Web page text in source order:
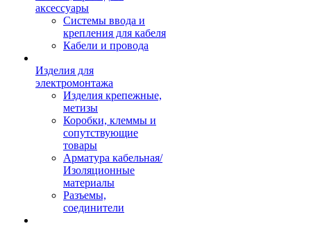
аксессуары
Системы ввода и
крепления для кабеля
Кабели и провода
Изделия для
электромонтажа
Изделия крепежные,
метизы
Коробки, клеммы и
сопутствующие
товары
Арматура кабельная/
Изоляционные
материалы
Разъемы,
соединители